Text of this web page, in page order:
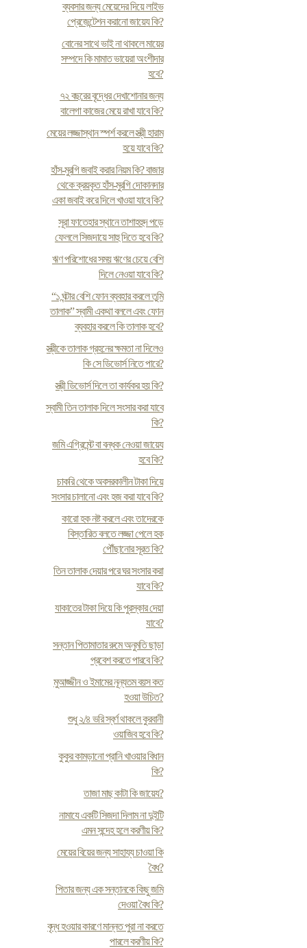
ব্যবসার জন্য মেয়েদের দিয়ে লাইভ
প্রেজেন্টেশন করানো জায়েয কি?
বোনের সাথে ভাই না থাকলে মায়ের
সম্পদে কি মামাত ভায়েরা অংশীদার
হবে?
৭২ বছরের বৃদ্ধের দেখাশোনার জন্য
বালেগা কাজের মেয়ে রাখা যাবে কি?
মেয়ের লজ্জাস্থান স্পর্শ করলে স্ত্রী হারাম
হয়ে যাবে কি?
হাঁস-মুরগি জবাই করার নিয়ম কি? বাজার
থেকে ক্রয়কৃত হাঁস-মুরগি দোকানদার
একা জবাই করে দিলে খাওয়া যাবে কি?
সূরা ফাতেহার স্থানে তাশাহহুদ পড়ে
ফেললে সিজদায়ে সাহু দিতে হবে কি?
ঋণ পরিশোধের সময় ঋণের চেয়ে বেশি
দিলে নেওয়া যাবে কি?
“১ ঘন্টার বেশি ফোন ব্যবহার করলে তুমি
তালাক” স্বামী একথা বললে এবং ফোন
ব্যবহার করলে কি তালাক হবে?
স্ত্রীকে তালাক গ্রহনের ক্ষমতা না দিলেও
কি সে ডিভোর্স নিতে পারে?
স্ত্রী ডিভোর্স দিলে তা কার্যকর হয় কি?
স্বামী তিন তালাক দিলে সংসার করা যাবে
কি?
জমি এগ্রিমেন্ট বা বন্ধক নেওয়া জায়েয
হবে কি?
চাকরি থেকে অবসরকালীন টাকা দিয়ে
সংসার চালানো এবং হজ করা যাবে কি?
কারো হক নষ্ট করলে এবং তাদেরকে
বিস্তারিত বলতে লজ্জা পেলে হক
পৌঁছানোর সূরত কি?
তিন তালাক দেয়ার পরে ঘর সংসার করা
যাবে কি?
যাকাতের টাকা দিয়ে কি পুরস্কার দেয়া
যাবে?
সন্তান পিতামাতার রুমে অনুমতি ছাড়া
প্রবেশ করতে পারবে কি?
মুআজ্জীন ও ইমামের নূন্যতম বয়স কত
হওয়া উচিত?
শুধু ২/৪ ভরি স্বর্ণ থাকলে কুরবানী
ওয়াজিব হবে কি?
কুকুর কামড়ানো প্রানি খাওয়ার বিধান
কি?
তাজা মাছ কাটা কি জায়েয?
নামাযে একটি সিজদা দিলাম না দুইটি
এমন সন্দেহ হলে করণীয় কি?
মেয়ের বিয়ের জন্য সাহায্য চাওয়া কি
বৈধ?
পিতার জন্য এক সন্তানকে কিছু জমি
দেওয়া বৈধ কি?
বৃদ্ধ হওয়ার কারণে মান্নত পুরা না করতে
পারলে করণীয় কি?